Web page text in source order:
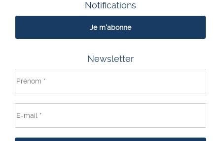
Notifications
Je m'abonne
Newsletter